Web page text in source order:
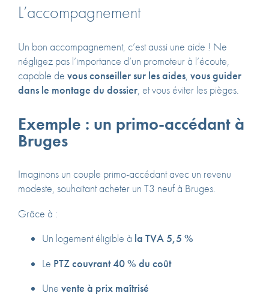
L’accompagnement
Un bon accompagnement, c’est aussi une aide ! Ne
négligez pas l’importance d’un promoteur à l’écoute,
capable de vous conseiller sur les aides, vous guider
dans le montage du dossier, et vous éviter les pièges.
Exemple : un primo-accédant à
Bruges
Imaginons un couple primo-accédant avec un revenu
modeste, souhaitant acheter un T3 neuf à Bruges.
Grâce à :
Un logement éligible à la TVA 5,5 %
Le PTZ couvrant 40 % du coût
Une vente à prix maîtrisé